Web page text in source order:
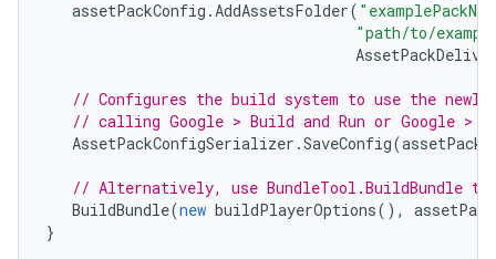
assetPackConfig . AddAssetsFolder(
"path/to/
// Configures the build system to use the newly
// calling Google > Build and Run or Google >
AssetPackConfigSerializer .SaveConfig(
// Alternatively, use BundleTool.BuildBundle
BuildBundle(new buildPlayerOptions(),
}